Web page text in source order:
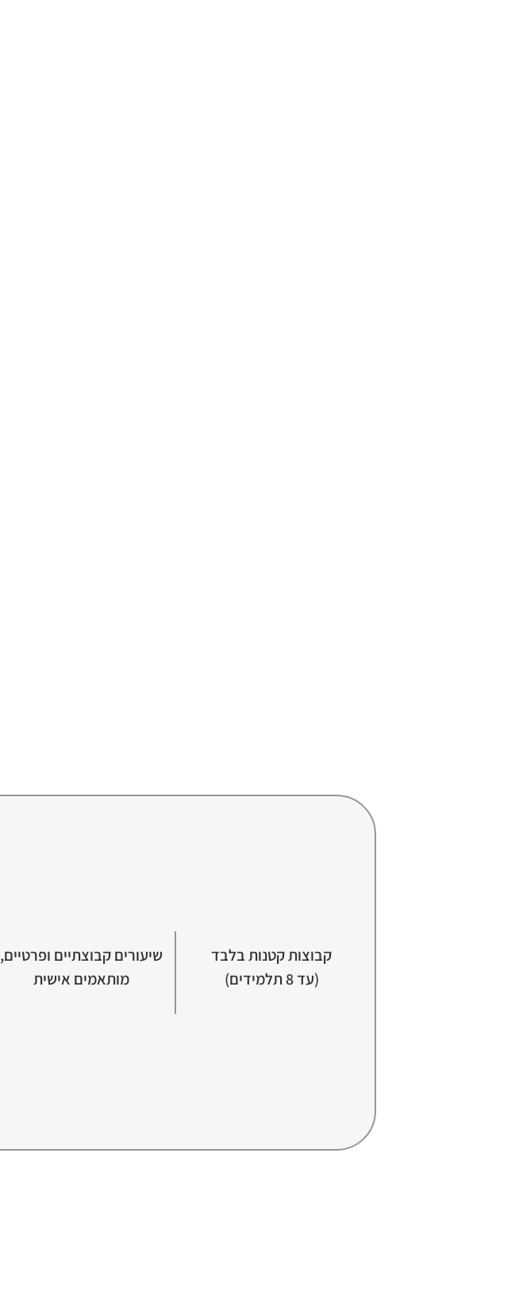
קבוצות קטנות בלבד
(עד 8 תלמידים)
שיעורים קבוצתיים ופרטיים,
מותאמים אישית